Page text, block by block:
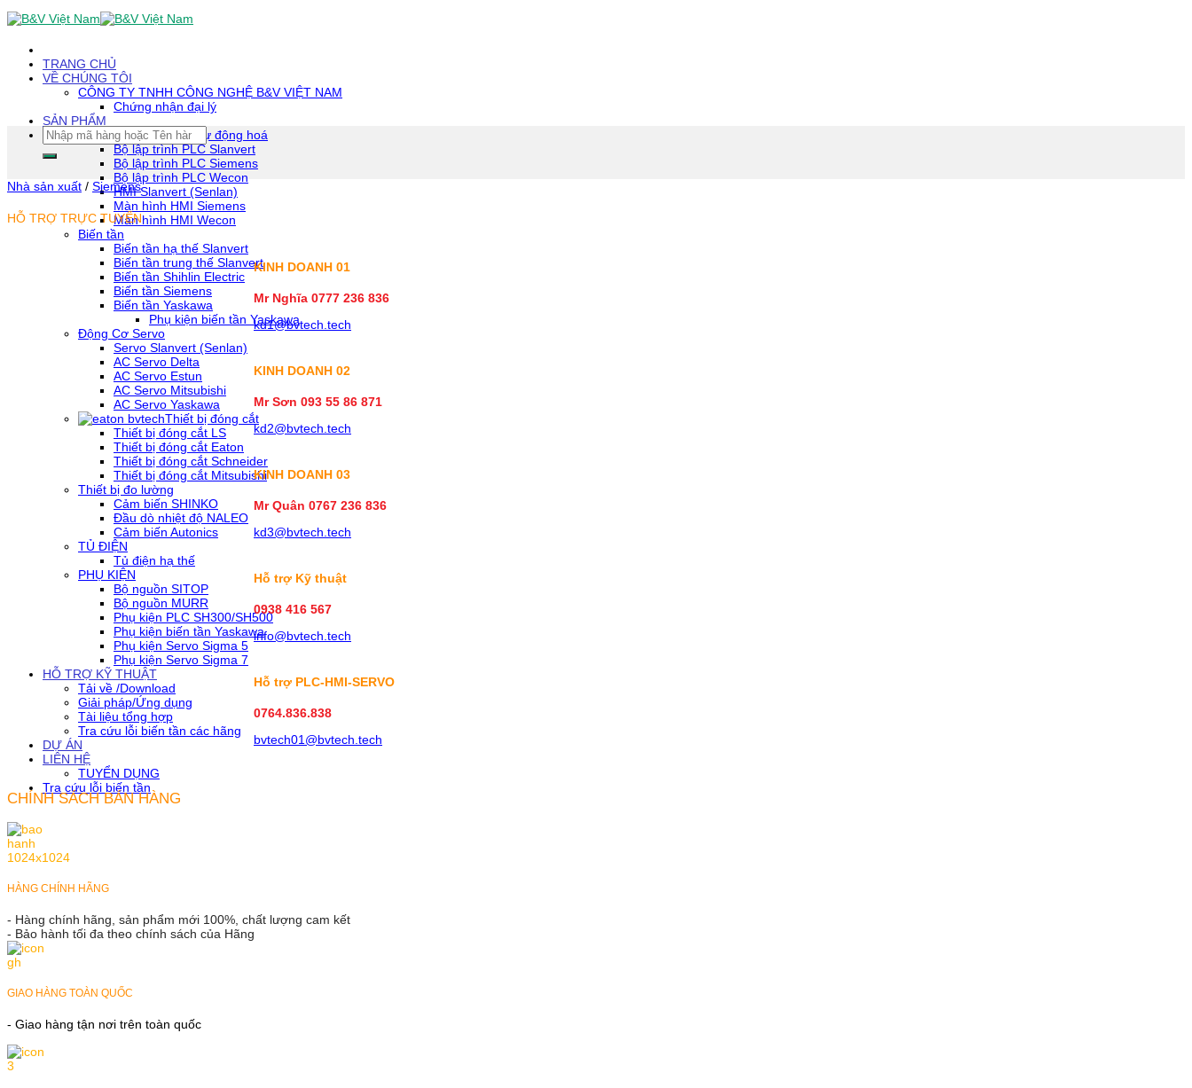
Skip
To
(tạm
dịch)
TRANG CHỦ
VỀ CHÚNG TÔI
CÔNG TY TNHH CÔNG NGHỆ B&V VIỆT NAM
Chứng nhận đại lý
SẢN PHẨM
Thiết bị tự động hoá
Bộ lập trình PLC Slanvert
Bộ lập trình PLC Siemens
Bộ lập trình PLC Wecon
HMI Slanvert (Senlan)
Màn hình HMI Siemens
Màn hình HMI Wecon
Biến tần
Biến tần hạ thế Slanvert
Biến tần trung thế Slanvert
Biến tần Shihlin Electric
Biến tần Siemens
Biến tần Yaskawa
Phụ kiện biến tần Yaskawa
Động Cơ Servo
Servo Slanvert (Senlan)
AC Servo Delta
AC Servo Estun
AC Servo Mitsubishi
AC Servo Yaskawa
Thiết bị đóng cắt
Thiết bị đóng cắt LS
Thiết bị đóng cắt Eaton
Thiết bị đóng cắt Schneider
Thiết bị đóng cắt Mitsubishi
Thiết bị đo lường
Cảm biến SHINKO
Đầu dò nhiệt độ NALEO
Cảm biến Autonics
TỦ ĐIỆN
Tủ điện hạ thế
PHỤ KIỆN
Bộ nguồn SITOP
Bộ nguồn MURR
Phụ kiện PLC SH300/SH500
Phụ kiện biến tần Yaskawa
Phụ kiện Servo Sigma 5
Phụ kiện Servo Sigma 7
HỖ TRỢ KỸ THUẬT
Tải về /Download
Giải pháp/Ứng dụng
Tài liệu tổng hợp
Tra cứu lỗi biến tần các hãng
DỰ ÁN
LIÊN HỆ
TUYỂN DỤNG
Tra cứu lỗi biến tần
Tìm
kiếm:
Nhà sản xuất / Siemens
HỖ TRỢ TRỰC TUYẾN
KINH DOANH 01
Mr Nghĩa 0777 236 836
kd1@bvtech.tech
KINH DOANH 02
Mr Sơn 093 55 86 871
kd2@bvtech.tech
KINH DOANH 03
Mr Quân 0767 236 836
kd3@bvtech.tech
Hỗ trợ Kỹ thuật
0938 416 567
info@bvtech.tech
Hỗ trợ PLC-HMI-SERVO
0764.836.838
bvtech01@bvtech.tech
CHÍNH SÁCH BÁN HÀNG
HÀNG CHÍNH HÃNG
- Hàng chính hãng, sản phẩm mới 100%, chất lượng cam kết
- Bảo hành tối đa theo chính sách của Hãng
GIAO HÀNG TOÀN QUỐC
- Giao hàng tận nơi trên toàn quốc